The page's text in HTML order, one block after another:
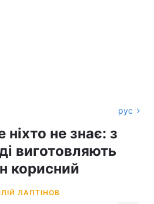
рус
не знає: з
виготовляють
корисний
ЛАПТІНОВ